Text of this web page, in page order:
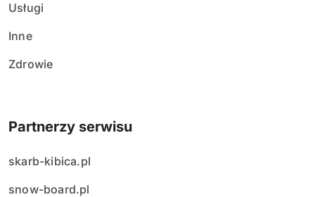
Usługi
Inne
Zdrowie
Partnerzy serwisu
skarb-kibica.pl
snow-board.pl